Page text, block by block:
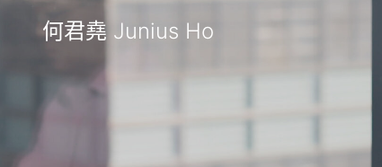
何君堯 Junius Ho